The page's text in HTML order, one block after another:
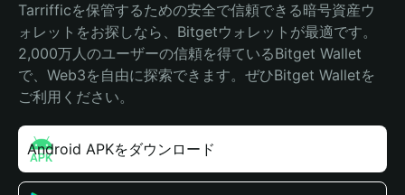
Tarrifficを保管するための安全で信頼できる暗号資産ウ
ォレットをお探しなら、Bitgetウォレットが最適です。
2,000万人のユーザーの信頼を得ているBitget Wallet
で、Web3を自由に探索できます。ぜひBitget Walletを
ご利用ください。
Android APKをダウンロード